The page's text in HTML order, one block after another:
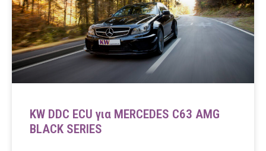
KW DDC ECU για MERCEDES C63 AMG
BLACK SERIES